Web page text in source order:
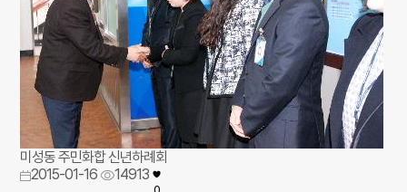
미성동 주민화합 신년하례회
2015-01-16
14913